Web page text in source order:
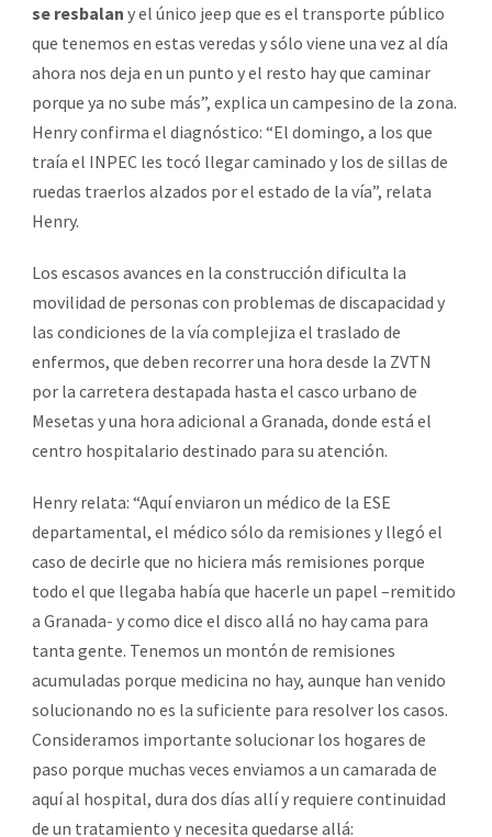
se resbalan y el único jeep que es el transporte público
que tenemos en estas veredas y sólo viene una vez al día
ahora nos deja en un punto y el resto hay que caminar
porque ya no sube más”, explica un campesino de la zona.
Henry confirma el diagnóstico: “El domingo, a los que
traía el INPEC les tocó llegar caminado y los de sillas de
ruedas traerlos alzados por el estado de la vía”, relata
Henry.
Los escasos avances en la construcción dificulta la
movilidad de personas con problemas de discapacidad y
las condiciones de la vía complejiza el traslado de
enfermos, que deben recorrer una hora desde la ZVTN
por la carretera destapada hasta el casco urbano de
Mesetas y una hora adicional a Granada, donde está el
centro hospitalario destinado para su atención.
Henry relata: “Aquí enviaron un médico de la ESE
departamental, el médico sólo da remisiones y llegó el
caso de decirle que no hiciera más remisiones porque
todo el que llegaba había que hacerle un papel –remitido
a Granada- y como dice el disco allá no hay cama para
tanta gente. Tenemos un montón de remisiones
acumuladas porque medicina no hay, aunque han venido
solucionando no es la suficiente para resolver los casos.
Consideramos importante solucionar los hogares de
paso porque muchas veces enviamos a un camarada de
aquí al hospital, dura dos días allí y requiere continuidad
de un tratamiento y necesita quedarse allá: